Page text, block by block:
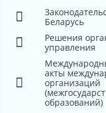
Беларусь
Решения
управления
акты
организаций
образований)